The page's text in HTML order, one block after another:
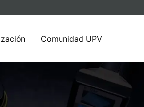
Comunidad UPV